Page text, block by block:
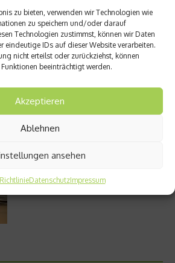
zu bieten, verwenden wir Technologien wie
zu speichern und/oder darauf
Technologien zustimmst, können wir Daten
eindeutige IDs auf dieser Website verarbeiten.
nicht erteilst oder zurückziehst, können
beeinträchtigt werden.
Akzeptieren
Ablehnen
ansehen
DatenschutzImpressum
Entzündung der Nebenhöhlen: Symptome
und verschiedene Formen
Welches Ashwagandha sollte ich kaufen?